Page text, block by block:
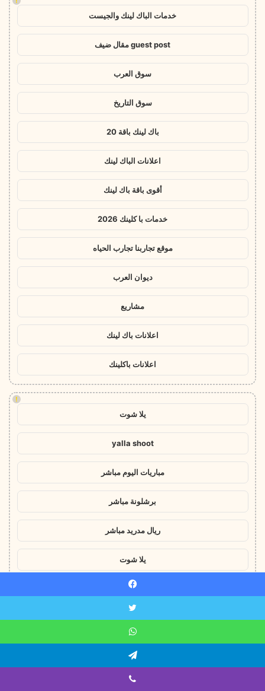
خدمات الباك لينك والجيست
guest post مقال ضيف
سوق العرب
سوق التاريخ
باك لينك باقة 20
اعلانات الباك لينك
أقوى باقة باك لينك
خدمات با كلينك 2026
موقع تجاربنا تجارب الحياه
ديوان العرب
مشاريع
اعلانات باك لينك
اعلانات باكلينك
!
يلا شوت
yalla shoot
مباريات اليوم مباشر
برشلونة مباشر
ريال مدريد مباشر
يلا شوت
yalla shoot
ريال مدريد مباشر
يلا شوت
فيسبوك
تويتر
واتساب
تيلقرام